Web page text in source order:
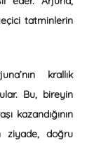
tatminlerin
krallık
Bu, bireyin
kazandığının
ziyade, doğru